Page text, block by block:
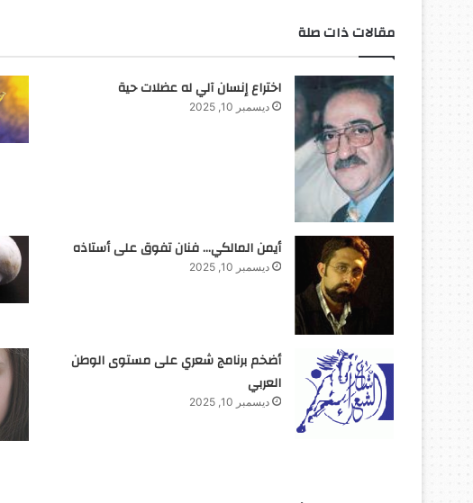
مقالات ذات صلة
اختراع إنسان آلي له عضلات حية
ديسمبر 10, 2025
أيمن المالكي… فنان تفوق على أستاذه
ديسمبر 10, 2025
أضخم برنامج شعري على مستوى الوطن
العربي
ديسمبر 10, 2025